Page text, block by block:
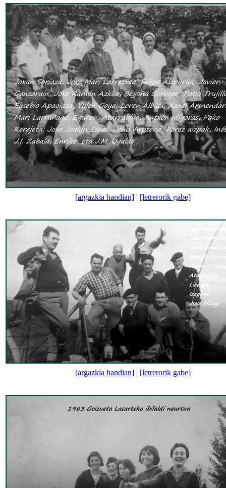
[argazkia handian]| [letrerorik gabe]
[argazkia handian]| [letrerorik gabe]